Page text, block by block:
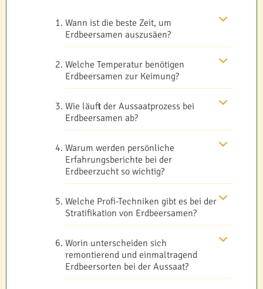
Wann ist die beste Zeit, um
Erdbeersamen auszusäen?
Welche Temperatur benötigen
Erdbeersamen zur Keimung?
Wie läuft der Aussaatprozess bei
Erdbeersamen ab?
Warum werden persönliche
Erfahrungsberichte bei der
Erdbeerzucht so wichtig?
Welche Profi-Techniken gibt es bei der
Stratifikation von Erdbeersamen?
Worin unterscheiden sich
remontierend und einmaltragend
Erdbeersorten bei der Aussaat?